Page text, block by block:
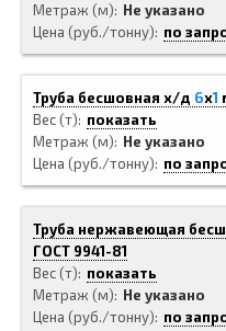
Метраж (м)
Не указано
Цена (руб./тонну)
по
Труба бесшовная х/д 6x1
Вес (т)
показать
Метраж (м)
Не указано
Цена (руб./тонну)
по
Труба нержавеющая
ГОСТ 9941-81
Вес (т)
показать
Метраж (м)
Не указано
Цена (руб./тонну)
по